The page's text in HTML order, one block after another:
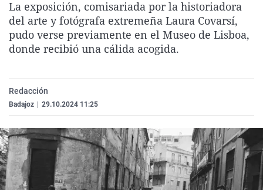
La rosa de los vientos
Gente viajera
Como el perro y el
Caso
Retornados
Equipo de
Extremadura
Galicia
La Rioja
Virales
Televisión
Elecciones
La exposición, comisariada por la historiadora
del arte y fotógrafa extremeña Laura Covarsí,
pudo verse previamente en el Museo de Lisboa,
donde recibió una cálida acogida.
Redacción
Badajoz 29.10.2024 11:25